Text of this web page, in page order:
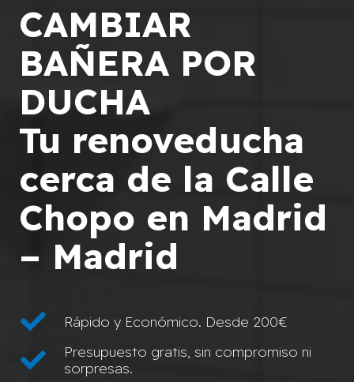
CAMBIAR
BAÑERA POR
DUCHA
Tu renoveducha
cerca de la Calle
Chopo en Madrid
– Madrid
Rápido y Económico. Desde 200€
Presupuesto gratis, sin compromiso ni
sorpresas.